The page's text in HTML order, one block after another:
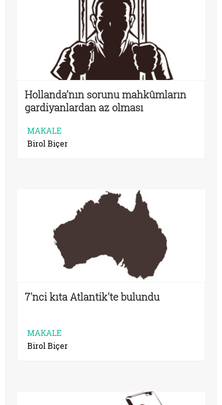
Hollanda’nın sorunu mahkûmların
gardiyanlardan az olması
MAKALE
Birol Biçer
7'nci kıta Atlantik'te bulundu
MAKALE
Birol Biçer